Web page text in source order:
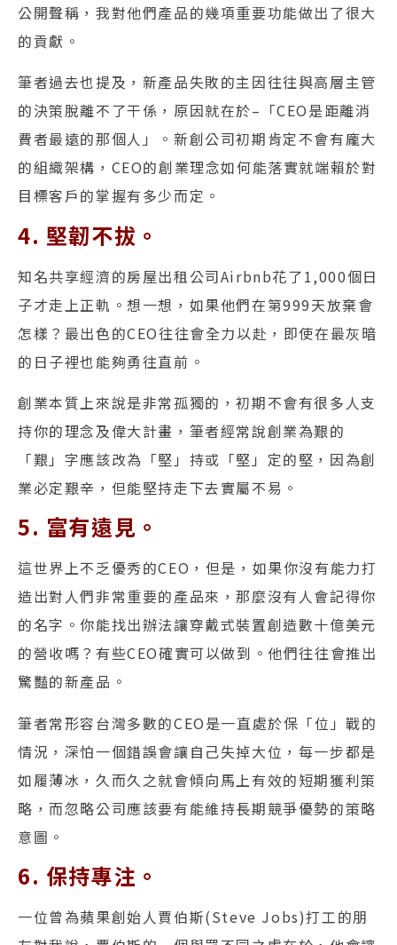
公開聲稱，我對他們產品的幾項重要功能做出了很大
的貢獻。
筆者過去也提及，新產品失敗的主因往往與高層主管
的決策脫離不了干係，原因就在於–「CEO是距離消
費者最遠的那個人」。新創公司初期肯定不會有龐大
的組織架構，CEO的創業理念如何能落實就端賴於對
目標客戶的掌握有多少而定。
4. 堅韌不拔。
知名共享經濟的房屋出租公司Airbnb花了1,000個日
子才走上正軌。想一想，如果他們在第999天放棄會
怎樣？最出色的CEO往往會全力以赴，即使在最灰暗
的日子裡也能夠勇往直前。
創業本質上來說是非常孤獨的，初期不會有很多人支
持你的理念及偉大計畫，筆者經常說創業為艱的
「艱」字應該改為「堅」持或「堅」定的堅，因為創
業必定艱辛，但能堅持走下去實屬不易。
5. 富有遠見。
這世界上不乏優秀的CEO，但是，如果你沒有能力打
造出對人們非常重要的產品來，那麼沒有人會記得你
的名字。你能找出辦法讓穿戴式裝置創造數十億美元
的營收嗎？有些CEO確實可以做到。他們往往會推出
驚豔的新產品。
筆者常形容台灣多數的CEO是一直處於保「位」戰的
情況，深怕一個錯誤會讓自己失掉大位，每一步都是
如履薄冰，久而久之就會傾向馬上有效的短期獲利策
略，而忽略公司應該要有能維持長期競爭優勢的策略
意圖。
6. 保持專注。
一位曾為蘋果創始人賈伯斯(Steve Jobs)打工的朋